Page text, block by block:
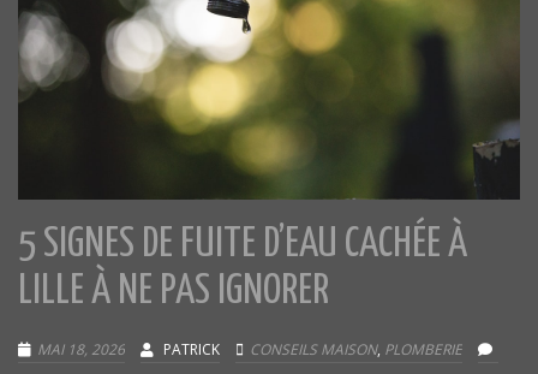
5 SIGNES DE FUITE D’EAU CACHÉE À
LILLE À NE PAS IGNORER
MAI 18, 2026 PATRICK CONSEILS MAISON, PLOMBERIE